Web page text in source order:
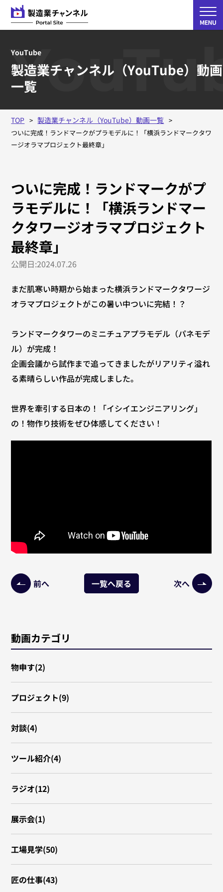
YouTube
製造業チャンネル（YouTube）動画
一覧
TOP 製造業チャンネル（YouTube）動画一覧
ついに完成！ランドマークがプラモデルに！「横浜ランドマークタワ
ージオラマプロジェクト最終章」
ついに完成！ランドマークがプ
ラモデルに！「横浜ランドマー
クタワージオラマプロジェクト
最終章」
公開日:2024.07.26
まだ肌寒い時期から始まった横浜ランドマークタワージ
オラマプロジェクトがこの暑い中ついに完結！？
ランドマークタワーのミニチュアプラモデル（パネモデ
ル）が完成！
企画会議から試作まで追ってきましたがリアリティ溢れ
る素晴らしい作品が完成しました。
世界を牽引する日本の！「イシイエンジニアリング」
の！物作り技術をぜひ体感してください！
前へ 一覧へ戻る 次へ
動画カテゴリ
物申す(2)
プロジェクト(9)
対談(4)
ツール紹介(4)
ラジオ(12)
展示会(1)
工場見学(50)
匠の仕事(43)